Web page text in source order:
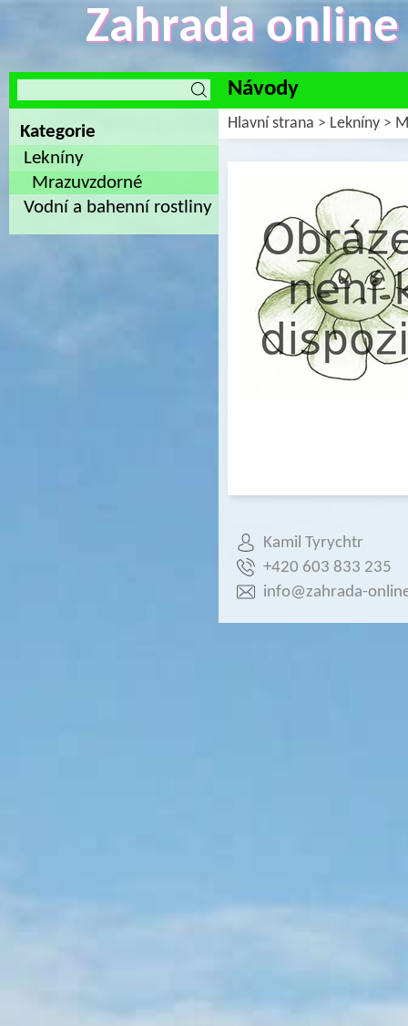
Zahrada
Návody
Kategorie
Lekníny
Mrazuvzdorné
Vodní a bahenní rostliny
Hlavní strana > Lekníny >
Kamil Tyrychtr
+420 603 833 235
info@zahrada-